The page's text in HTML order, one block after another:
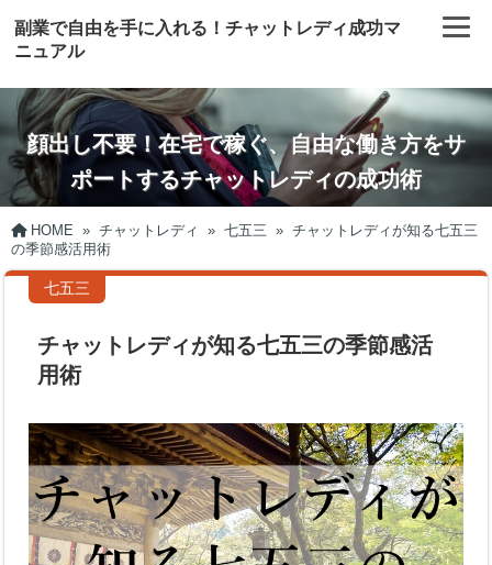
副業で自由を手に入れる！チャットレディ成功マ
ニュアル
顔出し不要！在宅で稼ぐ、自由な働き方をサ
ポートするチャットレディの成功術
HOME » チャットレディ » 七五三 » チャットレディが知る七五三
の季節感活用術
七五三
チャットレディが知る七五三の季節感活
用術